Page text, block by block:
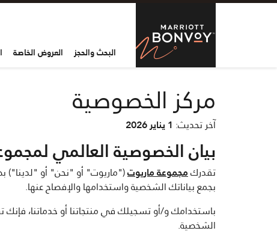
Skip to Content
Bonvoy
البحث والحجز العروض الخاصة
مركز الخصوصية
آخر تحديث: 1 يناير 2026
بيان الخصوصية العالمي
تقدركمجموعة ماريوت("ماريوت" أو "نحن" أو "لدينا")
بجمع بياناتك الشخصية واستخدامها والإفصاح عنها.
باستخدامك و/أو تسجيلك في منتجاتنا أو خدماتنا،
الشخصية.